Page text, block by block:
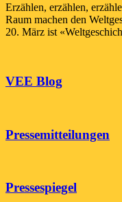
Erzählen, erzählen,
Raum machen den
20. März ist
VEE Blog
Pressemitteilungen
Pressespiegel